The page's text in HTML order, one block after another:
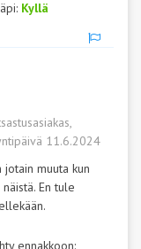
Kyllä
11.6.2024
muuta kun
En tule
ennakkoon: